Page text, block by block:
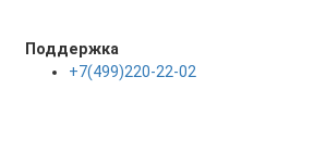
Поддержка
+7(499)220-22-02